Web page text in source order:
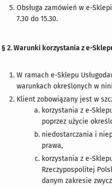
Obsługa zamówień w e-
7.30 do 15.30.
§ 2. Warunki korzystania z e-
W ramach e-Sklepu
warunkach określonych w
Klient zobowiązany jest w
korzystania z e-
poprzez użycie
niedostarczania i
prawa,
korzystania z e-
Rzeczypospolitej
danym zakresie